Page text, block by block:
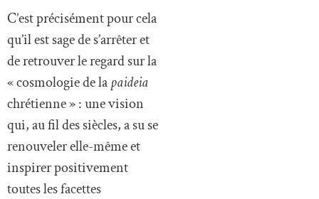
C’est précisément pour cela
qu’il est sage de s’arrêter et
de retrouver le regard sur la
« cosmologie de lapaideia
chrétienne » : une vision
qui, au fil des siècles, a su se
renouveler elle-même et
inspirer positivement
toutes les facettes